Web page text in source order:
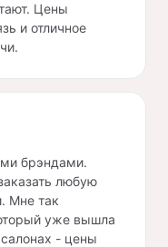
Цены
и отличное
брэндами.
любую
Мне так
уже вышла
- цены